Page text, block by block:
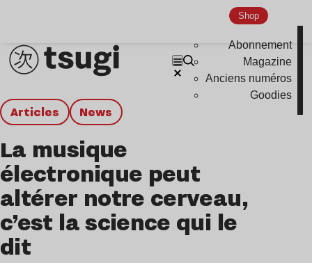
Shop
Abonnement
Magazine
Anciens numéros
Goodies
Articles news
La musique
électronique peut
altérer notre cerveau,
c’est la science qui le
dit